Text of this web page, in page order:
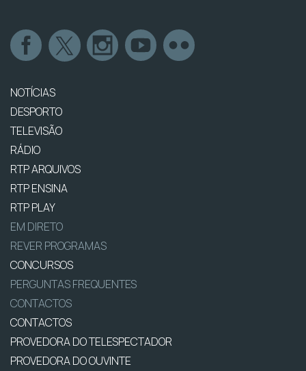
NOTÍCIAS
DESPORTO
TELEVISÃO
RÁDIO
RTP ARQUIVOS
RTP ENSINA
RTP PLAY
EM DIRETO
REVER PROGRAMAS
CONCURSOS
PERGUNTAS FREQUENTES
CONTACTOS
CONTACTOS
PROVEDORA DO TELESPECTADOR
PROVEDORA DO OUVINTE